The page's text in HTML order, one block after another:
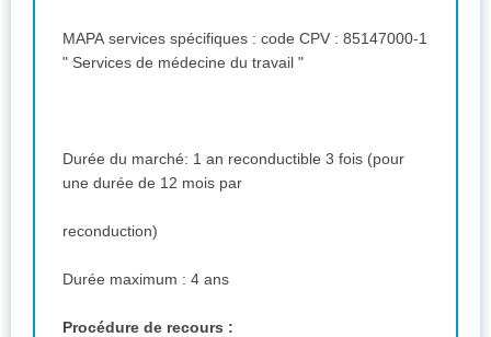
MAPA services spécifiques : code CPV : 85147000-1
" Services de médecine du travail "
Durée du marché: 1 an reconductible 3 fois (pour
une durée de 12 mois par
reconduction)
Durée maximum : 4 ans
Procédure de recours :